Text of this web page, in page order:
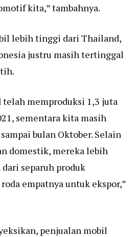
kita,” tambahnya.
lebih tinggi dari Thailand,
justru masih tertinggal
memproduksi 1,3 juta
sementara kita masih
bulan Oktober. Selain
domestik, mereka lebih
dari separuh produk
empatnya untuk ekspor,”
penjualan mobil